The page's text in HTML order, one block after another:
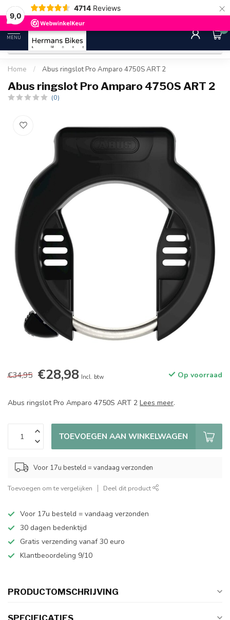
9,0
4714 Reviews ×
30 dagen bedenktijd Gratis
MENU
0
Home / Abus ringslot Pro Amparo 4750S ART 2
Abus ringslot Pro Amparo 4750S ART 2
(0)
€34,95 €28,98 Incl. btw Op voorraad
Abus ringslot Pro Amparo 4750S ART 2 Lees meer.
TOEVOEGEN AAN WINKELWAGEN
Voor 17u besteld = vandaag verzonden
Toevoegen om te vergelijken Deel dit product
Voor 17u besteld = vandaag verzonden
30 dagen bedenktijd
Gratis verzending vanaf 30 euro
Klantbeoordeling 9/10
PRODUCTOMSCHRIJVING